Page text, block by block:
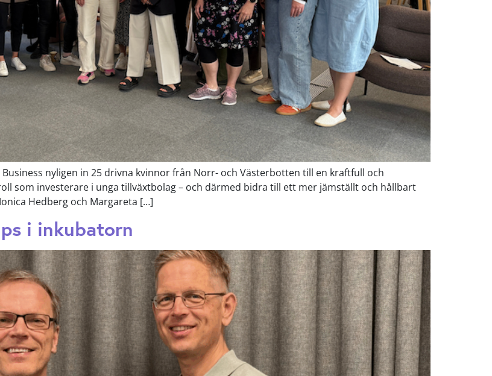
nyligen in 25 drivna kvinnor från Norr- och Västerbotten till en kraftfull och
som investerare i unga tillväxtbolag – och därmed bidra till ett mer jämställt och hållbart
Hedberg och Margareta […]
i inkubatorn